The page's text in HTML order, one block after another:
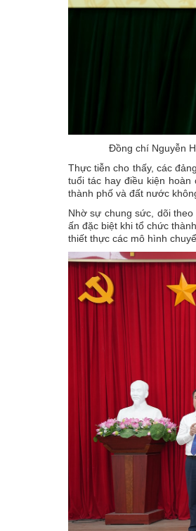
Đồng chí Nguyễn
Thực tiễn cho thấy, các
tuổi tác hay điều kiện
thành phố và đất nước
Nhờ sự chung sức, dõi
ấn đặc biệt khi tổ chức
thiết thực các mô hình